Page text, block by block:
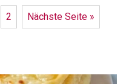
2 Nächste Seite »